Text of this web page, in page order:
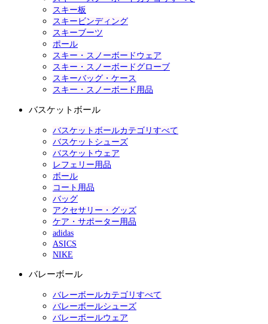
スキー板
スキービンディング
スキーブーツ
ポール
スキー・スノーボードウェア
スキー・スノーボードグローブ
スキーバッグ・ケース
スキー・スノーボード用品
バスケットボール
バスケットボールカテゴリすべて
バスケットシューズ
バスケットウェア
レフェリー用品
ボール
コート用品
バッグ
アクセサリー・グッズ
ケア・サポーター用品
adidas
ASICS
NIKE
バレーボール
バレーボールカテゴリすべて
バレーボールシューズ
バレーボールウェア